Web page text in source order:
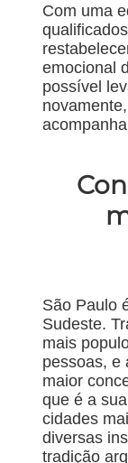
Com uma
emocional
possível
São Paulo
Sudeste.
mais
pessoas, e
maior
que é a
cidades
diversas
tradição